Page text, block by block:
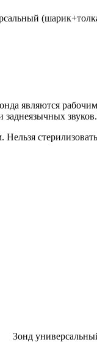
являются
звуков.
Зонд